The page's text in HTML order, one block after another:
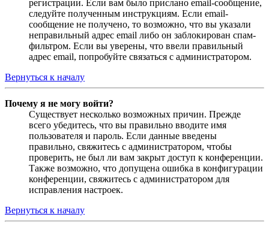
регистрации. Если вам было прислано email-сообщение,
следуйте полученным инструкциям. Если email-
сообщение не получено, то возможно, что вы указали
неправильный адрес email либо он заблокирован спам-
фильтром. Если вы уверены, что ввели правильный
адрес email, попробуйте связаться с администратором.
Вернуться к началу
Почему я не могу войти?
Существует несколько возможных причин. Прежде
всего убедитесь, что вы правильно вводите имя
пользователя и пароль. Если данные введены
правильно, свяжитесь с администратором, чтобы
проверить, не был ли вам закрыт доступ к конференции.
Также возможно, что допущена ошибка в конфигурации
конференции, свяжитесь с администратором для
исправления настроек.
Вернуться к началу